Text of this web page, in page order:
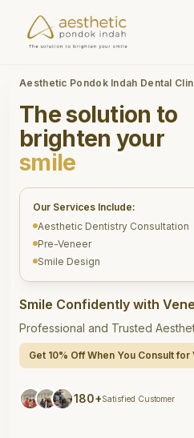
Aesthetic Pondok Indah Dental
The solution to
brighten your
smile
Our Services Include:
Aesthetic Dentistry Consultation
Pre-Veneer
Smile Design
Smile Confidently with
Professional and Trusted
Get 10% Off When You Consult
180+Satisfied Customer